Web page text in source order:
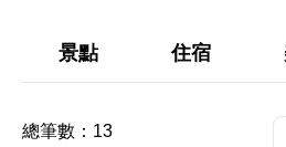
景點 住宿
總筆數： 13